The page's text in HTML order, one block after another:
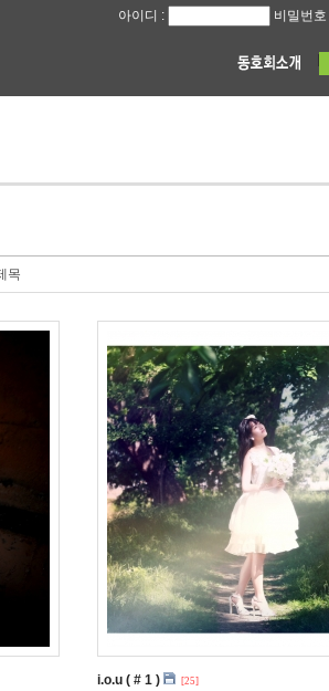
아이디 : 비밀번호
목
i.o.u ( # 1 ) [25]